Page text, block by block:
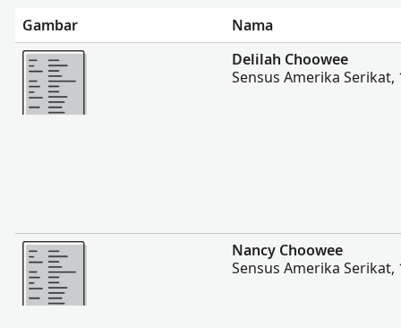
Gambar
Nama
Lebih banyak
Delilah Choowee
Sensus Amerika Serikat,
Lebih banyak
Nancy Choowee
Sensus Amerika Serikat,